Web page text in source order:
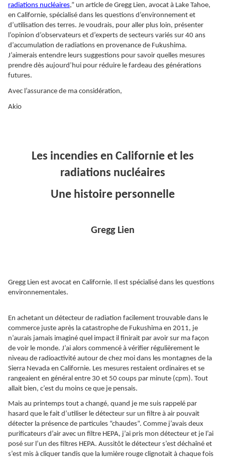
radiations nucléaires,” un article de Gregg Lien, avocat à Lake Tahoe,
en Californie, spécialisé dans les questions d’environnement et
d’utilisation des terres. Je voudrais, pour aller plus loin, présenter
l’opinion d’observateurs et d’experts de secteurs variés sur 40 ans
d’accumulation de radiations en provenance de Fukushima.
J’aimerais entendre leurs suggestions pour savoir quelles mesures
prendre dès aujourd’hui pour réduire le fardeau des générations
futures.
Avec l’assurance de ma considération,
Akio
Les incendies en Californie et les
radiations nucléaires
Une histoire personnelle
Gregg Lien
Gregg Lien est avocat en Californie. Il est spécialisé dans les questions
environnementales.
En achetant un détecteur de radiation facilement trouvable dans le
commerce juste après la catastrophe de Fukushima en 2011, je
n’aurais jamais imaginé quel impact il finirait par avoir sur ma façon
de voir le monde. J’ai alors commencé à vérifier régulièrement le
niveau de radioactivité autour de chez moi dans les montagnes de la
Sierra Nevada en Californie. Les mesures restaient ordinaires et se
rangeaient en général entre 30 et 50 coups par minute (cpm). Tout
allait bien, c’est du moins ce que je pensais.
Mais au printemps tout a changé, quand je me suis rappelé par
hasard que le fait d’utiliser le détecteur sur un filtre à air pouvait
détecter la présence de particules “chaudes”. Comme j’avais deux
purificateurs d’air avec un filtre HEPA, j’ai pris mon détecteur et je l’ai
posé sur l’un des filtres HEPA. Aussitôt le détecteur s’est déchaîné et
s’est mis à cliquer tandis que la lumière rouge clignotait à chaque fois